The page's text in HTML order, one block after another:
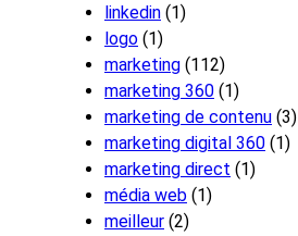
linkedin (1)
logo (1)
marketing (112)
marketing 360 (1)
marketing de contenu (3)
marketing digital 360 (1)
marketing direct (1)
média web (1)
meilleur (2)